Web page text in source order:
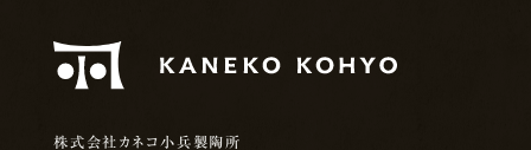
株式会社カネコ小兵製陶所